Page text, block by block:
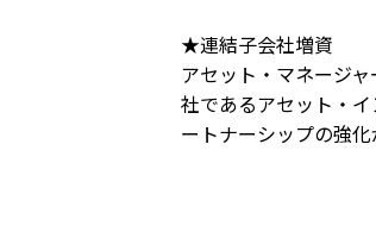
★連結子会社増資
アセット・マネージ
社であるアセット・
ートナーシップの強化